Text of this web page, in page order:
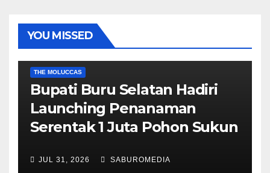
YOU MISSED
THE MOLUCCAS
Bupati Buru Selatan Hadiri
Launching Penanaman
Serentak 1 Juta Pohon Sukun
JUL 31, 2026 SABUROMEDIA
AMBON METRO JURNALISME AKTIVIS